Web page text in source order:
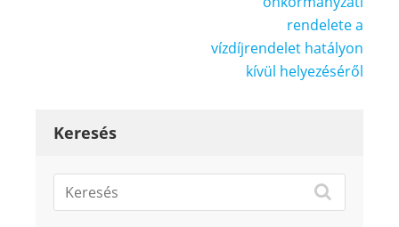
rendelete a
vízdíjrendelet hatályon
kívül helyezéséről
Keresés